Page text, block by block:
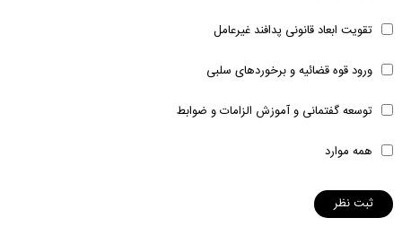
تقویت ابعاد قانونی پدافند غیرعامل
ورود قوه قضائیه و برخوردهای سلبی
توسعه گفتمانی و آموزش الزامات و ضوابط
همه موارد